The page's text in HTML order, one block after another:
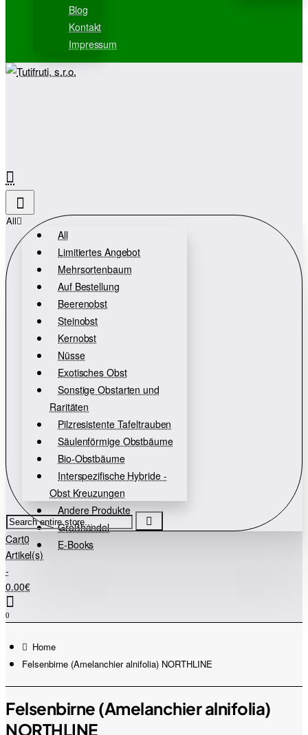
Blog
Kontakt
Impressum
All
All
Limitiertes Angebot
Mehrsortenbaum
Auf Bestellung
Beerenobst
Steinobst
Kernobst
Nüsse
Exotisches Obst
Sonstige Obstarten und
Raritäten
Pilzresistente Tafeltrauben
Säulenförmige Obstbäume
Bio-Obstbäume
Interspezifische Hybride -
Obst Kreuzungen
Andere Produkte
Großhandel
E-Books
Search
entire
store...
Cart0
Artikel(s)
-
0.00€
0
Felsenbirne (Amelanchier alnifolia) NORTHLINE
Felsenbirne (Amelanchier alnifolia)
NORTHLINE